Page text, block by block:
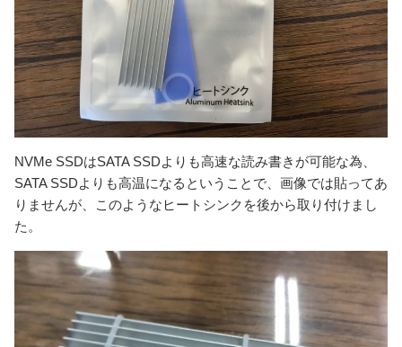
NVMe SSDはSATA SSDよりも高速な読み書きが可能な為、
SATA SSDよりも高温になるということで、画像では貼ってあ
りませんが、このようなヒートシンクを後から取り付けまし
た。